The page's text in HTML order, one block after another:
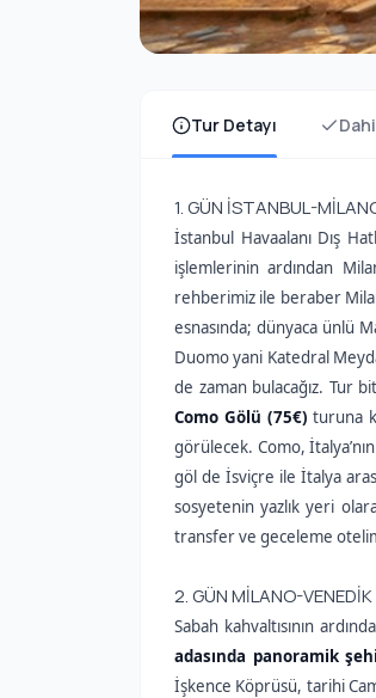
Tur Detayı
1. GÜN İSTANBUL-
İstanbul Havaalanı Dış
işlemlerinin ardından
rehberimiz ile beraber
esnasında; dünyaca ünlü
Duomo yani Katedral
de zaman bulacağız. Tur
Como Gölü (75€) turuna
görülecek. Como,
göl de İsviçre ile İtalya
sosyetenin yazlık yeri
transfer ve geceleme
2. GÜN MİLANO-VENEDİK
Sabah kahvaltısının
adasında panoramik
İşkence Köprüsü, tarihi